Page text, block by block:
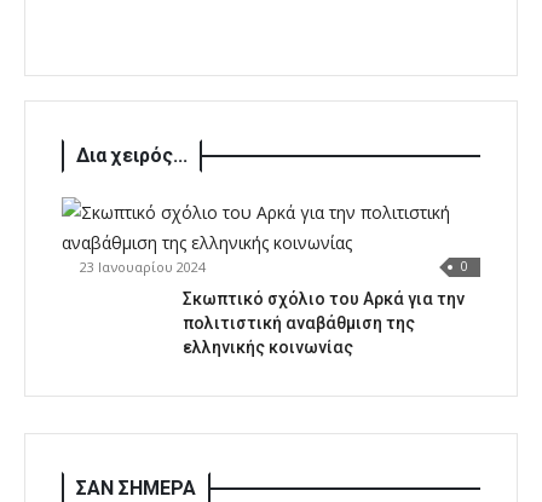
Δια χειρός...
23 Ιανουαρίου 2024 0
Σκωπτικό σχόλιο του Αρκά για την
πολιτιστική αναβάθμιση της
ελληνικής κοινωνίας
ΣΑΝ ΣΗΜΕΡΑ